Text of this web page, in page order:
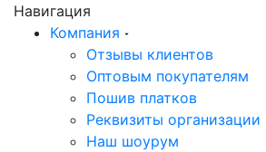
Навигация
Компания
Отзывы клиентов
Оптовым покупателям
Пошив платков
Реквизиты организации
Наш шоурум